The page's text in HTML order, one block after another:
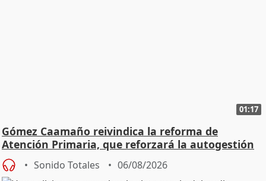
01:17
Gómez Caamaño reivindica la reforma de
Atención Primaria, que reforzará la autogestión
Sonido Totales 06/08/2026